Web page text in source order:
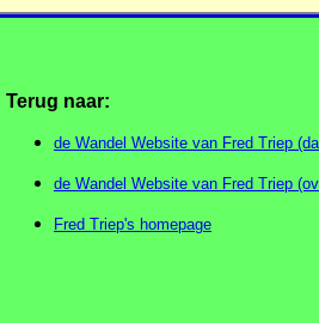
Terug naar:
de Wandel Website van Fred Triep
de Wandel Website van Fred Triep
Fred Triep's homepage